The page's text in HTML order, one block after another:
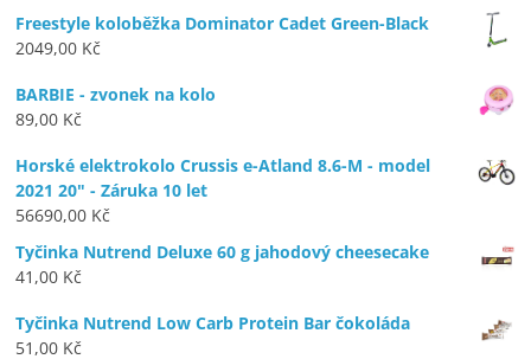
Freestyle koloběžka Dominator Cadet Green-Black
2049,00 Kč
BARBIE - zvonek na kolo
89,00 Kč
Horské elektrokolo Crussis e-Atland 8.6-M - model
2021 20" - Záruka 10 let
56690,00 Kč
Tyčinka Nutrend Deluxe 60 g jahodový cheesecake
41,00 Kč
Tyčinka Nutrend Low Carb Protein Bar čokoláda
51,00 Kč